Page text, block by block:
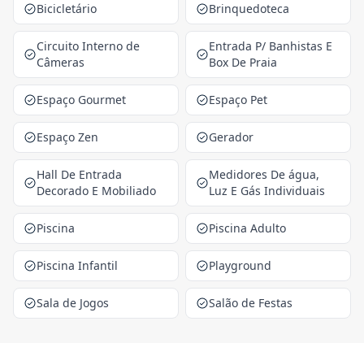
Bicicletário Brinquedoteca
Circuito Interno de
Câmeras
Entrada P/ Banhistas E
Box De Praia
Espaço Gourmet Espaço Pet
Espaço Zen Gerador
Hall De Entrada
Decorado E Mobiliado
Medidores De água,
Luz E Gás Individuais
Piscina Piscina Adulto
Piscina Infantil Playground
Sala de Jogos Salão de Festas